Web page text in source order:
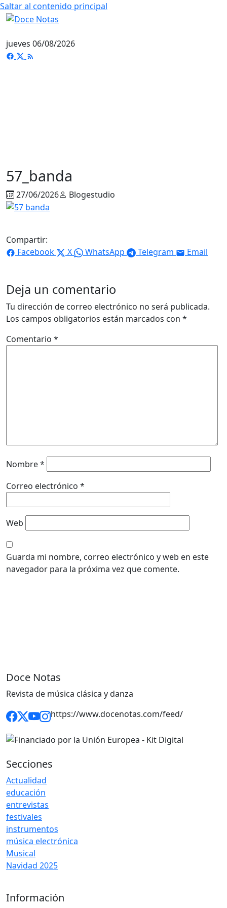
Saltar al contenido principal
jueves 06/08/2026
57_banda
27/06/2026 Blogestudio
Compartir:
Facebook
X WhatsApp Telegram Email
Deja un comentario
Tu dirección de correo electrónico no será publicada.
Los campos obligatorios están marcados con *
Comentario *
Nombre*
Correo electrónico *
Web
Guarda mi nombre, correo electrónico y web en este
navegador para la próxima vez que comente.
Doce Notas
Revista de música clásica y danza
https://www.docenotas.com/feed/
Secciones
Actualidad
educación
entrevistas
festivales
instrumentos
música electrónica
Musical
Navidad 2025
Información